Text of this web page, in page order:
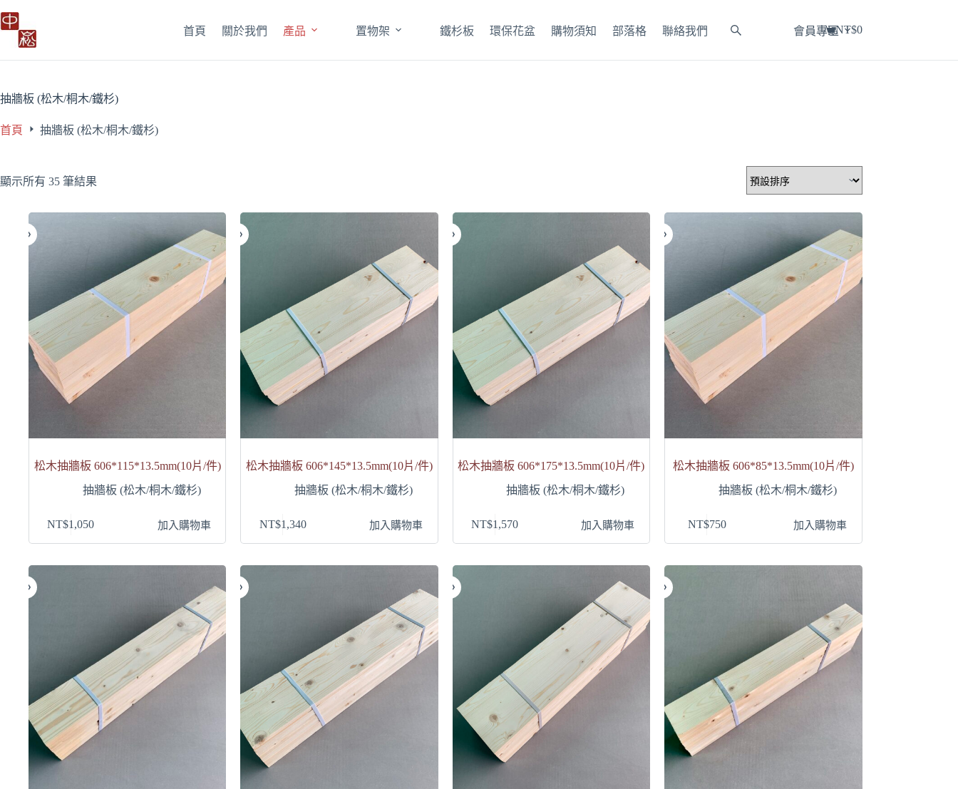
至
要
容
首頁 關於我們 產品 置物架 鐵杉板 環保花盆 購物須知 部落格 聯絡我們 會員專區
購
NT$0
抽牆板 (松木/桐木/鐵杉)
首頁 抽牆板 (松木/桐木/鐵杉)
顯示所有 35 筆結果
松木抽牆板 606*115*13.5mm(10片/件)
抽牆板 (松木/桐木/鐵杉)
NT$1,050 加入購物車
松木抽牆板 606*145*13.5mm(10片/件)
抽牆板 (松木/桐木/鐵杉)
NT$1,340 加入購物車
松木抽牆板 606*175*13.5mm(10片/件)
抽牆板 (松木/桐木/鐵杉)
NT$1,570 加入購物車
松木抽牆板 606*85*13.5mm(10片/件)
抽牆板 (松木/桐木/鐵杉)
NT$750 加入購物車